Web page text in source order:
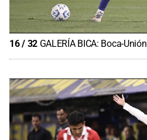
16/ 32 GALERÍA BICA: Boca-Unión